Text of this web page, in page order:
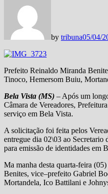
by tribuna05/04/
Prefeito Reinaldo Miranda
Tinoco, Hemersom Buiu,
Bela Vista (MS) – Após um
Câmara de Vereadores,
serviço em Bela Vista.
A solicitação foi feita pelos
entregue dia 02\03 ao Secretario
para emissão de identidades em
Ma manha desta quarta-feira
Benites, vice–prefeito Gabriel
Mortandela, Ico Battilani e